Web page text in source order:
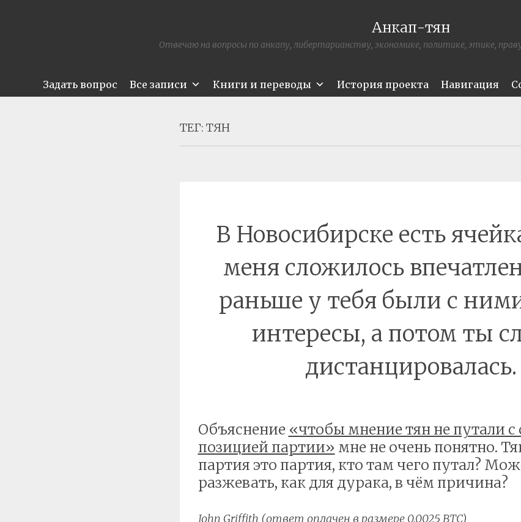
Анкап-тян
Отвечаю на вопросы по анкапу, либертарианству, экономике, политике, этике,
Задать вопрос Все записи Книги и переводы История проекта Навигация
ТЕГ: ТЯН
В Новосибирске есть
меня сложилось
раньше у тебя были с
интересы, а потом ты
дистанцировалась.
Объяснение «чтобы мнение тян не путали
позицией партии» мне не очень понятно.
партия это партия, кто там чего путал?
разжевать, как для дурака, в чём причина?
John Griffith (ответ оплачен в размере 0.0025 BTC)